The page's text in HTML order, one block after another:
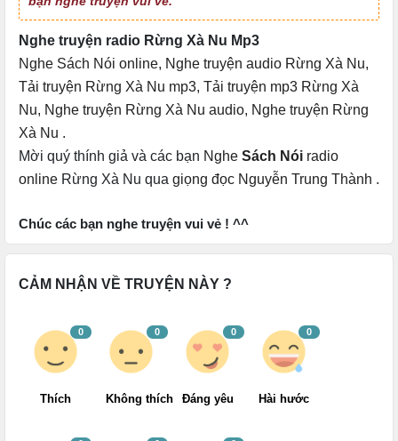
Nghe truyện radio Rừng Xà Nu Mp3
Nghe Sách Nói online, Nghe truyện audio Rừng Xà Nu,
Tải truyện Rừng Xà Nu mp3, Tải truyện mp3 Rừng Xà
Nu, Nghe truyện Rừng Xà Nu audio, Nghe truyện Rừng
Xà Nu .
Mời quý thính giả và các bạn Nghe Sách Nói radio
online Rừng Xà Nu qua giọng đọc Nguyễn Trung Thành .
Chúc các bạn nghe truyện vui vẻ ! ^^
CẢM NHẬN VỀ TRUYỆN NÀY ?
0
Thích
0
Không thích
0
Đáng yêu
0
Hài hước